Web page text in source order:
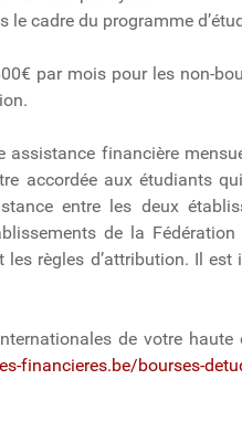
cadre du programme
par mois pour les non-
financière
accordée aux étudiants
entre les deux
de la Fédération
règles d’attribution. Il
de votre haute
financieres.be/bourses-